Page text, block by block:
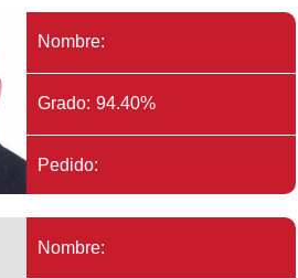
Nombre:
Grado: 94.40%
Pedido:
Nombre: